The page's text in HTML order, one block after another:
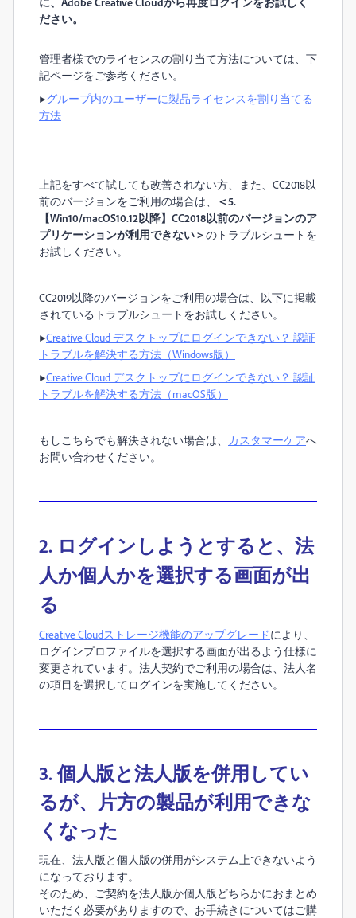
ださい。
管理者様でのライセンスの割り当て方法については、下
記ページをご参考ください。
▶︎グループ内のユーザーに製品ライセンスを割り当てる
方法
上記をすべて試しても改善されない方、また、CC2018以
前のバージョンをご利用の場合は、
＜5.
【Win10/macOS10.12以降】CC2018以前のバージョンのア
プリケーションが利用できない＞のトラブルシュートを
お試しください。
CC2019以降のバージョンをご利用の場合は、以下に掲載
されているトラブルシュートをお試しください。
▶︎Creative Cloud デスクトップにログインできない？ 認証
トラブルを解決する方法（Windows版）
▶︎Creative Cloud デスクトップにログインできない？ 認証
トラブルを解決する方法（macOS版）
もしこちらでも解決されない場合は、 カスタマーケアへ
お問い合わせください。
2. ログインしようとすると、法
人か個人かを選択する画面が出
る
Creative Cloudストレージ機能のアップグレードにより、
ログインプロファイルを選択する画面が出るよう仕様に
変更されています。法人契約でご利用の場合は、法人名
の項目を選択してログインを実施してください。
3. 個人版と法人版を併用してい
るが、片方の製品が利用できな
くなった
現在、法人版と個人版の併用がシステム上できないよう
になっております。
そのため、ご契約を法人版か個人版どちらかにおまとめ
いただく必要がありますので、お手続きについてはご購